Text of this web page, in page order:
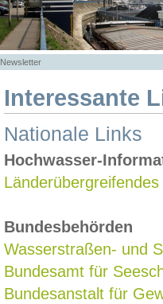
Newsletter
Interessante
Nationale Links
Hochwasser-
Bundesbehörden
Wasserstraßen- und
Bundesamt für
Bundesanstalt für